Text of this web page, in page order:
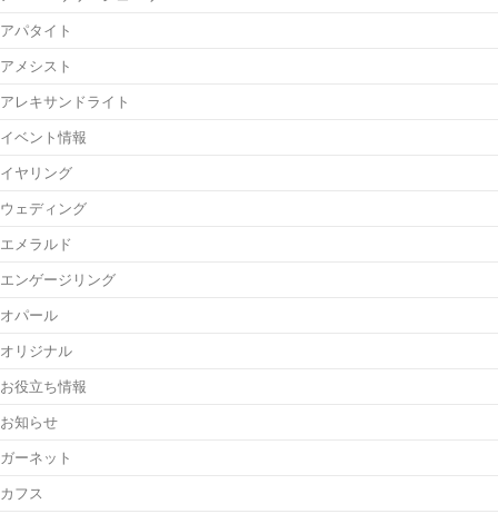
アパタイト
アメシスト
アレキサンドライト
イベント情報
イヤリング
ウェディング
エメラルド
エンゲージリング
オパール
オリジナル
お役立ち情報
お知らせ
ガーネット
カフス